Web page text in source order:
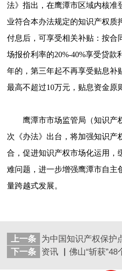
法》指出，在鹰潭市区域内核准
业符合本办法规定的知识产权质
付息后，可享受相关补贴：按合
场报价利率的20%-40%享受贷
年的，第三年起不再享受贴息补
最高不超过10万元，贴息资金原
鹰潭市市场监管局（知识产
次《办法》出台，将加强知识产
合，促进知识产权市场化运用，
难问题，进一步增强鹰潭市自主
量跨越式发展。
上一条
为中国知识产权保护
下一条
资讯 ▏佛山“斩获”48